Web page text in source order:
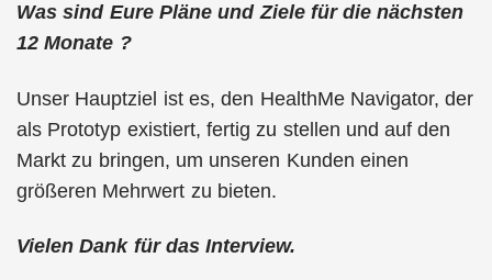
Was sind Eure Pläne und Ziele für die nächsten
12 Monate ?
Unser Hauptziel ist es, den HealthMe Navigator, der
als Prototyp existiert, fertig zu stellen und auf den
Markt zu bringen, um unseren Kunden einen
größeren Mehrwert zu bieten.
Vielen Dank für das Interview.